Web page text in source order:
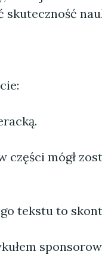
skuteczność
części mógł
tekstu to